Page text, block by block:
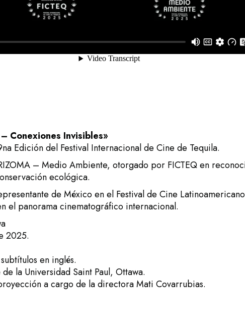
Conexiones Invisibles»
Edición del Festival Internacional de Cine de Tequila.
– Medio Ambiente, otorgado por FICTEQ en
ecológica.
de México en el Festival de Cine
el panorama cinematográfico internacional.
2025.
en inglés.
la Universidad Saint Paul, Ottawa.
a cargo de la directora Mati Covarrubias.